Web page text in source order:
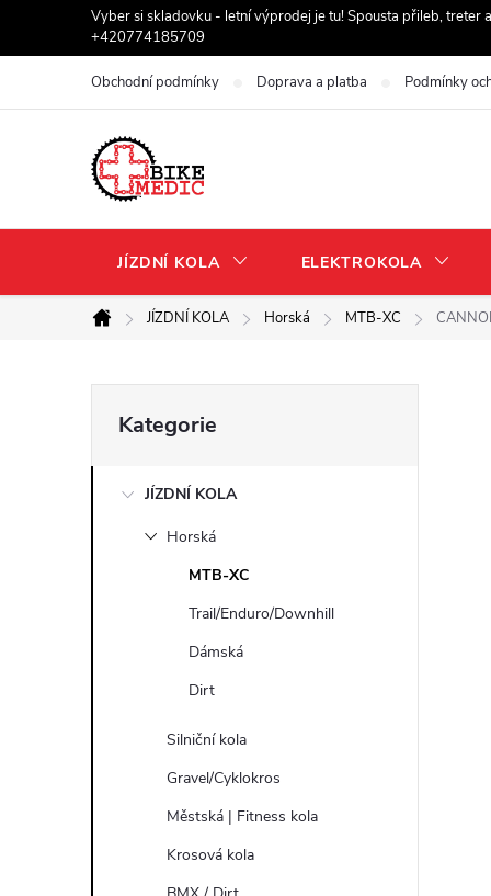
Vyber si skladovku - letní výprodej je tu! Spousta přileb, treter
+420774185709
Obchodní podmínky Doprava a platba Podmínky
JÍZDNÍ KOLA ELEKTROKOLA
Domů
JÍZDNÍ KOLA Horská MTB-XC
o
kategorie
Kategorie
JÍZDNÍ KOLA
Horská
MTB-XC
Trail/Enduro/Downhill
Dámská
Dirt
Silniční kola
Gravel/Cyklokros
Městská | Fitness kola
Krosová kola